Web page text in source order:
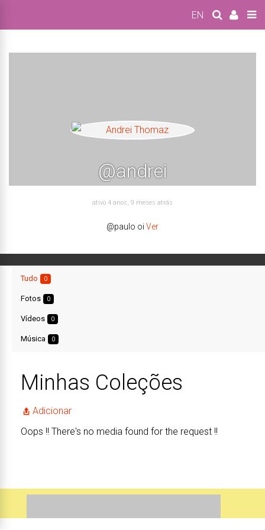
EN
@andrei
ativo 4 anos, 9 meses atrás
@paulo oi Ver
Tudo 0
Fotos 0
Vídeos 0
Música 0
Minhas Coleções
Adicionar
Oops !! There's no media found for the request !!